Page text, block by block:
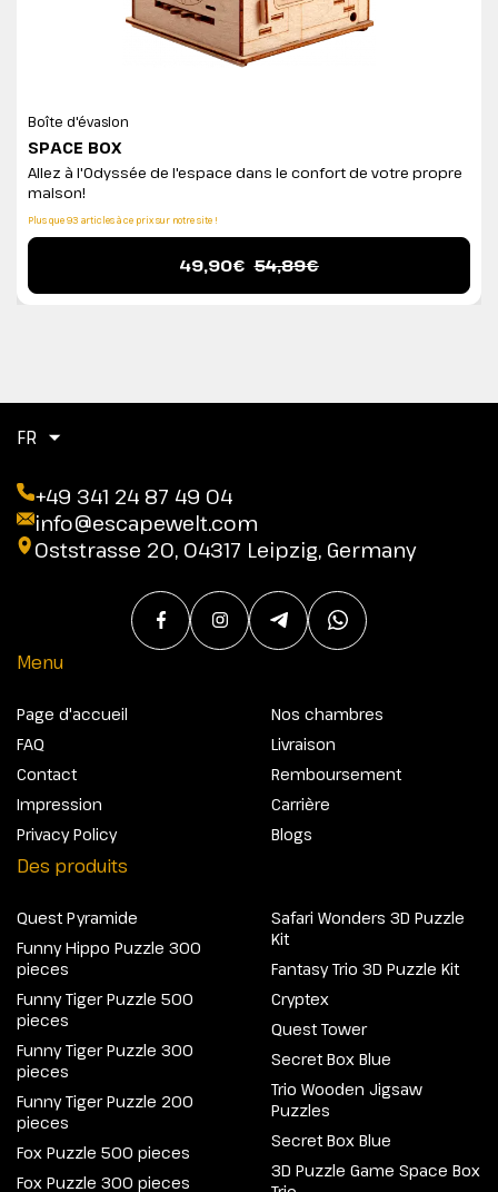
Boîte d'évasion
SPACE BOX
Allez à l'Odyssée de l'espace dans le confort de votre propre
maison!
Plus que 93 articles à ce prix sur notre site !
49,90€ 54,89€
FR
+49 341 24 87 49 04
info@escapewelt.com
Oststrasse 20, 04317 Leipzig, Germany
Menu
Page d'accueil
FAQ
Contact
Impression
Privacy Policy
Nos chambres
Livraison
Remboursement
Carrière
Blogs
Des produits
Quest Pyramide
Funny Hippo Puzzle 300
pieces
Funny Tiger Puzzle 500
pieces
Funny Tiger Puzzle 300
pieces
Funny Tiger Puzzle 200
pieces
Fox Puzzle 500 pieces
Fox Puzzle 300 pieces
Safari Wonders 3D Puzzle
Kit
Fantasy Trio 3D Puzzle Kit
Cryptex
Quest Tower
Secret Box Blue
Trio Wooden Jigsaw
Puzzles
Secret Box Blue
3D Puzzle Game Space Box